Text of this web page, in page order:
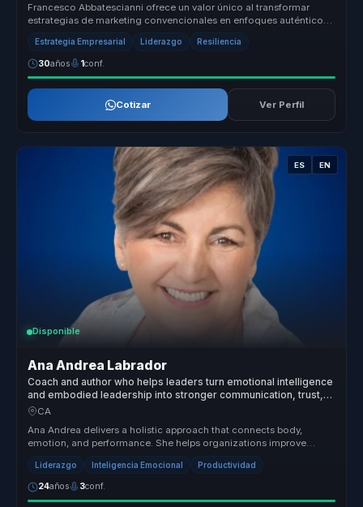
Francesco Abbatescianni ofrece un valor único al transformar
estrategias de marketing convencionales en enfoques auténticos
y efectivos q...
Estrategia Empresarial Liderazgo Resiliencia
30años 1conf.
Cotizar Ver Perfil
ES EN
Disponible
Ana Andrea Labrador
Coach and author who helps leaders turn emotional intelligence
and embodied leadership into stronger communication, trust,
and team performance.
CA
Ana Andrea delivers a holistic approach that connects body,
emotion, and performance. She helps organizations improve
relationships, rais...
Liderazgo Inteligencia Emocional Productividad
24años 3conf.